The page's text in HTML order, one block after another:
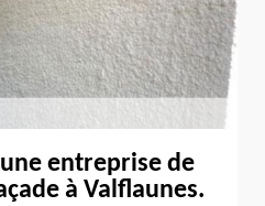
entreprise de
à Valflaunes.